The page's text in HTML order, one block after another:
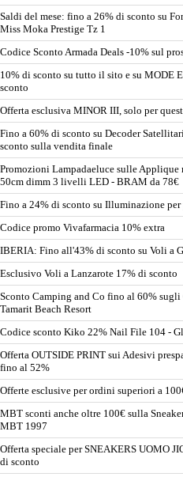
Saldi del mese: fino a 26% di sconto su
Miss Moka Prestige Tz 1
Codice Sconto Armada Deals -10% sul
10% di sconto su tutto il sito e su MODE
sconto
Offerta esclusiva MINOR III, solo per
Fino a 60% di sconto su Decoder
sconto sulla vendita finale
Promozioni Lampadaeluce sulle Applique
50cm dimm 3 livelli LED - BRAM da 78€
Fino a 24% di sconto su Illuminazione
Codice promo Vivafarmacia 10% extra
IBERIA: Fino all'43% di sconto su Voli a
Esclusivo Voli a Lanzarote 17% di sconto
Sconto Camping and Co fino al 60% sugli
Tamarit Beach Resort
Codice sconto Kiko 22% Nail File 104 -
Offerta OUTSIDE PRINT sui Adesivi
fino al 52%
Offerte esclusive per ordini superiori a
MBT sconti anche oltre 100€ sulla
MBT 1997
Offerta speciale per SNEAKERS UOMO
di sconto